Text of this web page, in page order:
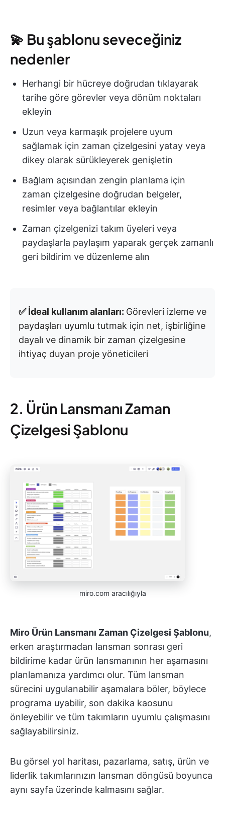
💫 Bu şablonu seveceğiniz
nedenler
Herhangi bir hücreye doğrudan tıklayarak
tarihe göre görevler veya dönüm noktaları
ekleyin
Uzun veya karmaşık projelere uyum
sağlamak için zaman çizelgesini yatay veya
dikey olarak sürükleyerek genişletin
Bağlam açısından zengin planlama için
zaman çizelgesine doğrudan belgeler,
resimler veya bağlantılar ekleyin
Zaman çizelgenizi takım üyeleri veya
paydaşlarla paylaşım yaparak gerçek zamanlı
geri bildirim ve düzenleme alın
✅ İdeal kullanım alanları: Görevleri izleme ve
paydaşları uyumlu tutmak için net, işbirliğine
dayalı ve dinamik bir zaman çizelgesine
ihtiyaç duyan proje yöneticileri
2. Ürün Lansmanı Zaman
Çizelgesi Şablonu
miro.com aracılığıyla
Miro Ürün Lansmanı Zaman Çizelgesi Şablonu,
erken araştırmadan lansman sonrası geri
bildirime kadar ürün lansmanının her aşamasını
planlamanıza yardımcı olur. Tüm lansman
sürecini uygulanabilir aşamalara böler, böylece
programa uyabilir, son dakika kaosunu
önleyebilir ve tüm takımların uyumlu çalışmasını
sağlayabilirsiniz.
Bu görsel yol haritası, pazarlama, satış, ürün ve
liderlik takımlarınızın lansman döngüsü boyunca
aynı sayfa üzerinde kalmasını sağlar.